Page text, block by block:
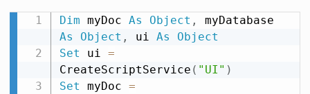
Dim myDoc As Object ,
As
Object , ui As
Object
Set ui =
CreateScriptService ( "UI" )
Set myDoc =